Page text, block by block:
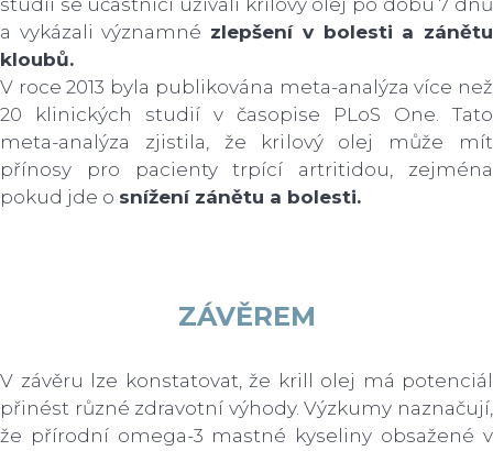
studii se účastníci užívali krilový olej po dobu 7 dnů
a vykázali významné zlepšení v bolesti a zánětu
kloubů.
V roce 2013 byla publikována meta-analýza více než
20 klinických studií v časopise PLoS One. Tato
meta-analýza zjistila, že krilový olej může mít
přínosy pro pacienty trpící artritidou, zejména
pokud jde o snížení zánětu a bolesti.
ZÁVĚREM
V závěru lze konstatovat, že krill olej má potenciál
přinést různé zdravotní výhody. Výzkumy naznačují,
že přírodní omega-3 mastné kyseliny obsažené v